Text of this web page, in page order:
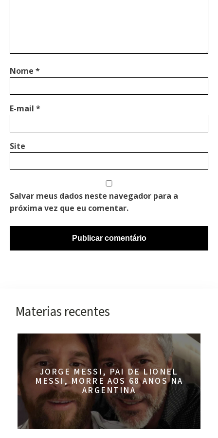
Nome *
E-mail *
Site
Salvar meus dados neste navegador para a
próxima vez que eu comentar.
Materias recentes
JORGE MESSI, PAI DE LIONEL
MESSI, MORRE AOS 68 ANOS NA
ARGENTINA